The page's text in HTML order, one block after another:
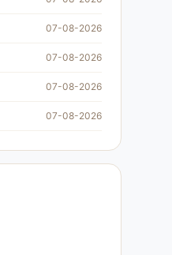
07-08-2026
07-08-2026
07-08-2026
07-08-2026